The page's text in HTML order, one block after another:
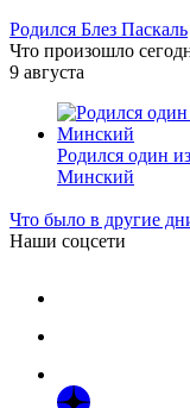
Родился Блез Паскаль
Что произошло
9 августа
Родился один
Минский
Что было в другие
Наши соцсети